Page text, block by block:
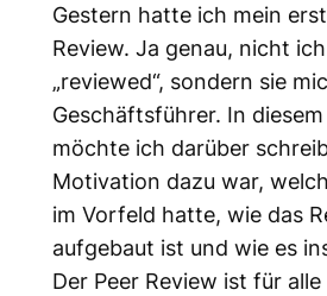
Gestern hatte ich mein
Review. Ja genau, nicht
„reviewed“, sondern sie
Geschäftsführer. In
möchte ich darüber
Motivation dazu war,
im Vorfeld hatte, wie das
aufgebaut ist und wie es
Der Peer Review ist für